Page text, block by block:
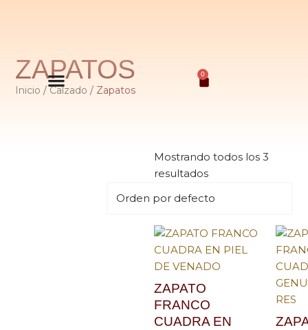
0
ZAPATOS
Inicio /Calzado / Zapatos
Mostrando todos los 3
resultados
ZAPATO
FRANCO
CUADRA EN